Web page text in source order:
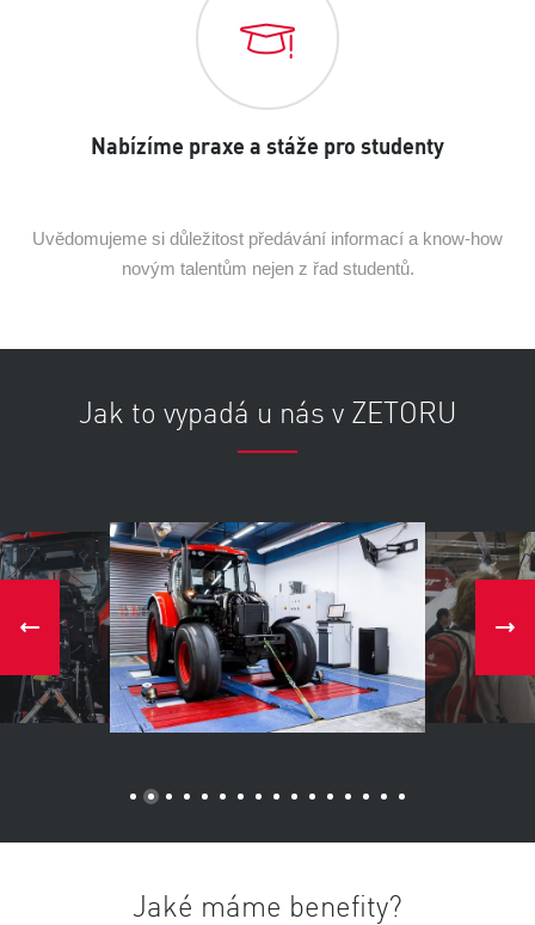
Nabízíme praxe a stáže pro studenty
Uvědomujeme si důležitost předávání informací a know-how
novým talentům nejen z řad studentů.
Jak to vypadá u nás v ZETORU
Jaké máme benefity?